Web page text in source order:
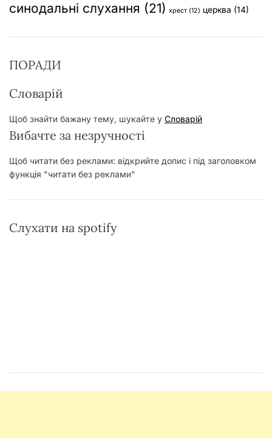
синодальні слухання (21) хрест (12) церква (14)
ПОРАДИ
Словарій
Щоб знайти бажану тему, шукайте у Словарій
Вибачте за незручності
Щоб читати без реклами: відкрийте допис і під заголовком
функція "читати без реклами"
Слухати на spotify